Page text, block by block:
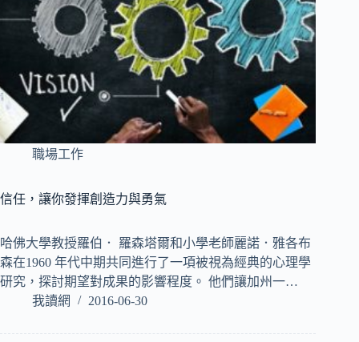
職場工作
信任，讓你發揮創造力與勇氣
哈佛大學教授羅伯． 羅森塔爾和小學老師麗諾．雅各布
森在1960 年代中期共同進行了一項被視為經典的心理學
研究，探討期望對成果的影響程度。 他們讓加州一…
我讀網
2016-06-30